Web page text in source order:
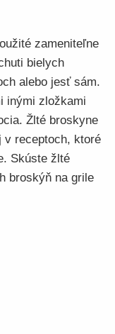
zameniteľne
bielych
alebo jesť sám.
inými zložkami
Žlté broskyne
receptoch, ktoré
Skúste žlté
broskýň na grile